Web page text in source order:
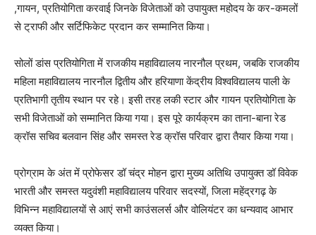
,गायन, प्रतियोगिता करवाई जिनके विजेताओं को उपायुक्त महोदय के कर-कमलों
से ट्राफी और सर्टिफिकेट प्रदान कर सम्मानित किया।
सोलों डांस प्रतियोगिता में राजकीय महाविद्यालय नारनौल प्रथम, जबकि राजकीय
महिला महाविद्यालय नारनौल द्वितीय और हरियाणा केंद्रीय विश्वविद्यालय पाली के
प्रतिभागी तृतीय स्थान पर रहे। इसी तरह लकी स्टार और गायन प्रतियोगिता के
सभी विजेताओं को सम्मानित किया गया। इस पूरे कार्यक्रम का ताना-बाना रेड
क्रॉस सचिव बलवान सिंह और समस्त रेड क्रॉस परिवार द्वारा तैयार किया गया।
प्रोग्राम के अंत में प्रोफेसर डॉ चंद्र मोहन द्वारा मुख्य अतिथि उपायुक्त डॉ विवेक
भारती और समस्त यदुवंशी महाविद्यालय परिवार सदस्यों, जिला महेंद्रगढ़ के
विभिन्न महाविद्यालयों से आएं सभी काउंसलर्स और वोलियंटर का धन्यवाद आभार
व्यक्त किया।